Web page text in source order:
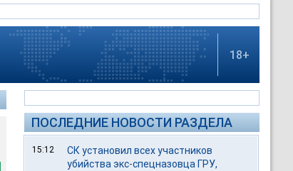
18+
ПОСЛЕДНИЕ НОВОСТИ РАЗДЕЛА
15:12
СК установил всех участников
убийства экс-спецназовца ГРУ,